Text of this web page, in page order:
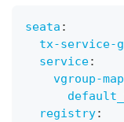
seata :
tx-service-
service:
vgroup-
registry: